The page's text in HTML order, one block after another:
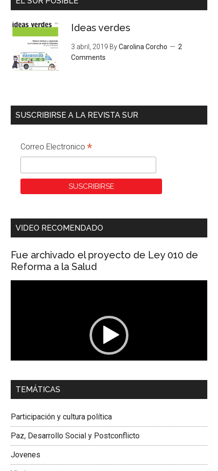
Ideas verdes
3 abril, 2019 ByCarolina Corcho
2
Comments
SUSCRIBIRSE A LA REVISTA SUR
Correo Electronico*
VIDEO RECOMENDADO
Fue archivado el proyecto de Ley 010 de
Reforma a la Salud
00:00 01:04
Dra. Carolina Corcho Mejía,Presidenta Corporación
Colombiana
TEMÁTICAS
Participación y cultura política
Paz, Desarrollo Social y Postconflicto
Jovenes